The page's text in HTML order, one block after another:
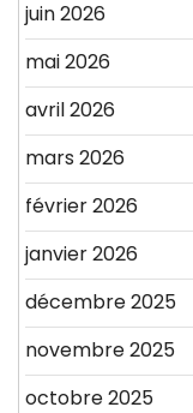
juin 2026
mai 2026
avril 2026
mars 2026
février 2026
janvier 2026
décembre 2025
novembre 2025
octobre 2025